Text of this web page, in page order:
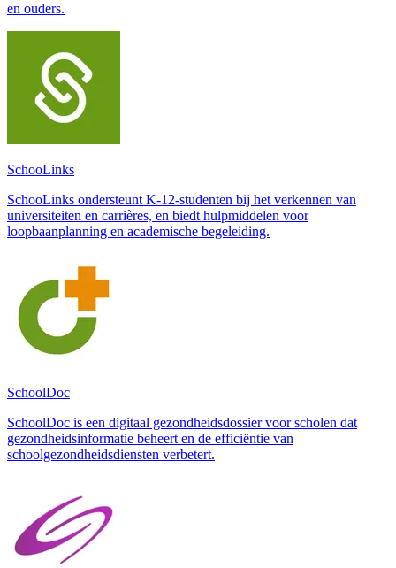
en ouders.
SchooLinks
SchooLinks ondersteunt K-12-studenten bij het verkennen van
universiteiten en carrières, en biedt hulpmiddelen voor
loopbaanplanning en academische begeleiding.
SchoolDoc
SchoolDoc is een digitaal gezondheidsdossier voor scholen dat
gezondheidsinformatie beheert en de efficiëntie van
schoolgezondheidsdiensten verbetert.